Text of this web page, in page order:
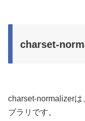
charset-
charset-normalizer
ブラリです。